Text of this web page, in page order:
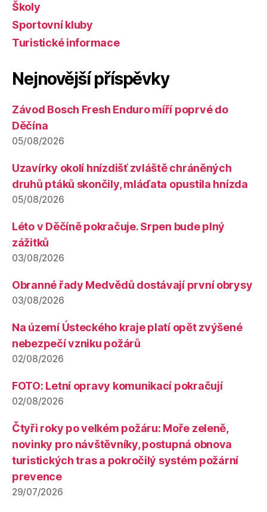
Školy
Sportovní kluby
Turistické informace
Nejnovější příspěvky
Závod Bosch Fresh Enduro míří poprvé do
Děčína
05/08/2026
Uzavírky okolí hnízdišť zvláště chráněných
druhů ptáků skončily, mláďata opustila hnízda
05/08/2026
Léto v Děčíně pokračuje. Srpen bude plný
zážitků
03/08/2026
Obranné řady Medvědů dostávají první obrysy
03/08/2026
Na území Ústeckého kraje platí opět zvýšené
nebezpečí vzniku požárů
02/08/2026
FOTO: Letní opravy komunikací pokračují
02/08/2026
Čtyři roky po velkém požáru: Moře zeleně,
novinky pro návštěvníky, postupná obnova
turistických tras a pokročilý systém požární
prevence
29/07/2026